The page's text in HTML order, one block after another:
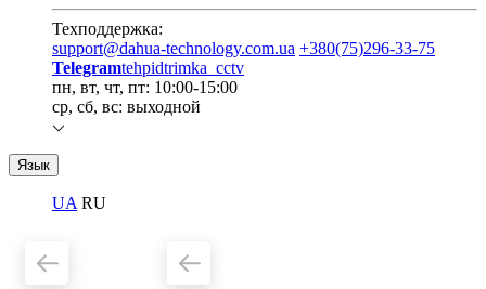
Техподдержка:
support@dahua-technology.com.ua +380(75)296-33-75
Telegramtehpidtrimka_cctv
пн, вт, чт, пт: 10:00-15:00
ср, сб, вс: выходной
Язык
UA RU